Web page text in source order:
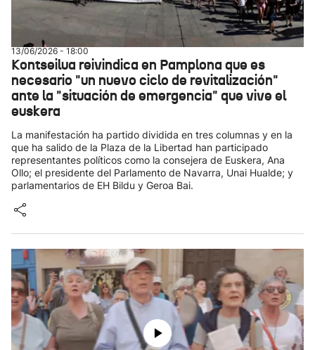
13/06/2026 - 18:00
Kontseilua reivindica en Pamplona que es
necesario "un nuevo ciclo de revitalización"
ante la "situación de emergencia" que vive el
euskera
La manifestación ha partido dividida en tres columnas y en la
que ha salido de la Plaza de la Libertad han participado
representantes políticos como la consejera de Euskera, Ana
Ollo; el presidente del Parlamento de Navarra, Unai Hualde; y
parlamentarios de EH Bildu y Geroa Bai.